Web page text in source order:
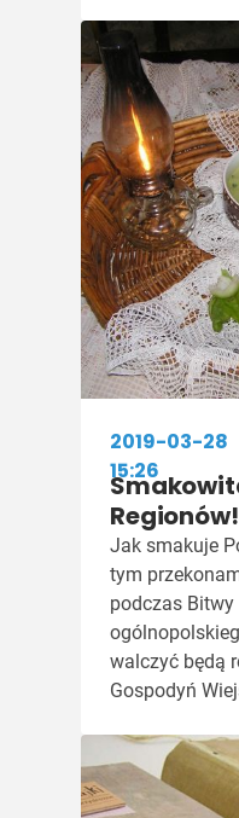
2019-03-28
15:26
Regionów!
Jak smakuje
tym
podczas
walczyć będą
Gospodyń